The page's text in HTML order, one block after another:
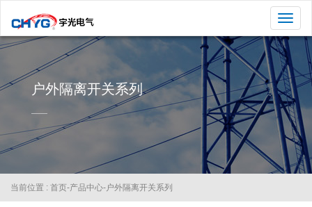
切
换
导
航
户外隔离开关系列
当前位置 : 首页-产品中心-户外隔离开关系列